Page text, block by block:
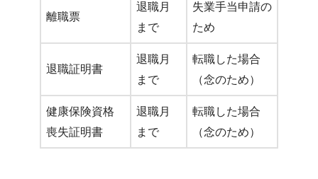
離職票
退職月
まで
失業手当申請の
ため
退職証明書
退職月
まで
転職した場合
（念のため）
健康保険資格
喪失証明書
退職月
まで
転職した場合
（念のため）